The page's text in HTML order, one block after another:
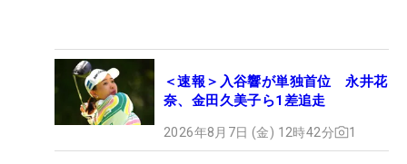
＜速報＞入谷響が単独首位 永井花
奈、金田久美子ら1差追走
2026年8月7日 (金) 12時42分 1